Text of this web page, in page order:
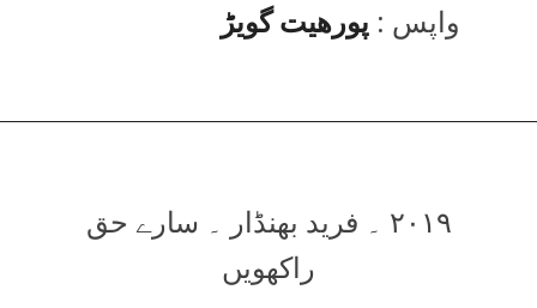
واپس : پورھیت گویڑ
۲۰۱۹ ۔ فرید بھنڈار ۔ سارے حق
راکھویں